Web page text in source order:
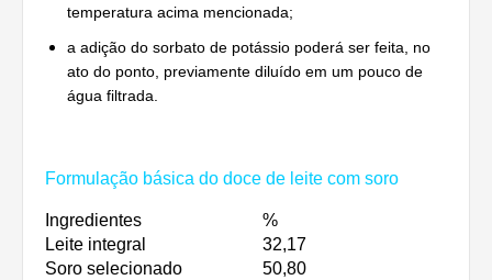
temperatura acima mencionada;
a adição do sorbato de potássio poderá ser feita, no
ato do ponto, previamente diluído em um pouco de
água filtrada.
Formulação básica do doce de leite com soro
Ingredientes
%
Leite integral
32,17
Soro selecionado
50,80